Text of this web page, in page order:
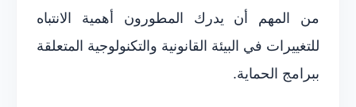
من المهم أن يدرك المطورون أهمية الانتباه
للتغييرات في البيئة القانونية والتكنولوجية المتعلقة
ببرامج الحماية.